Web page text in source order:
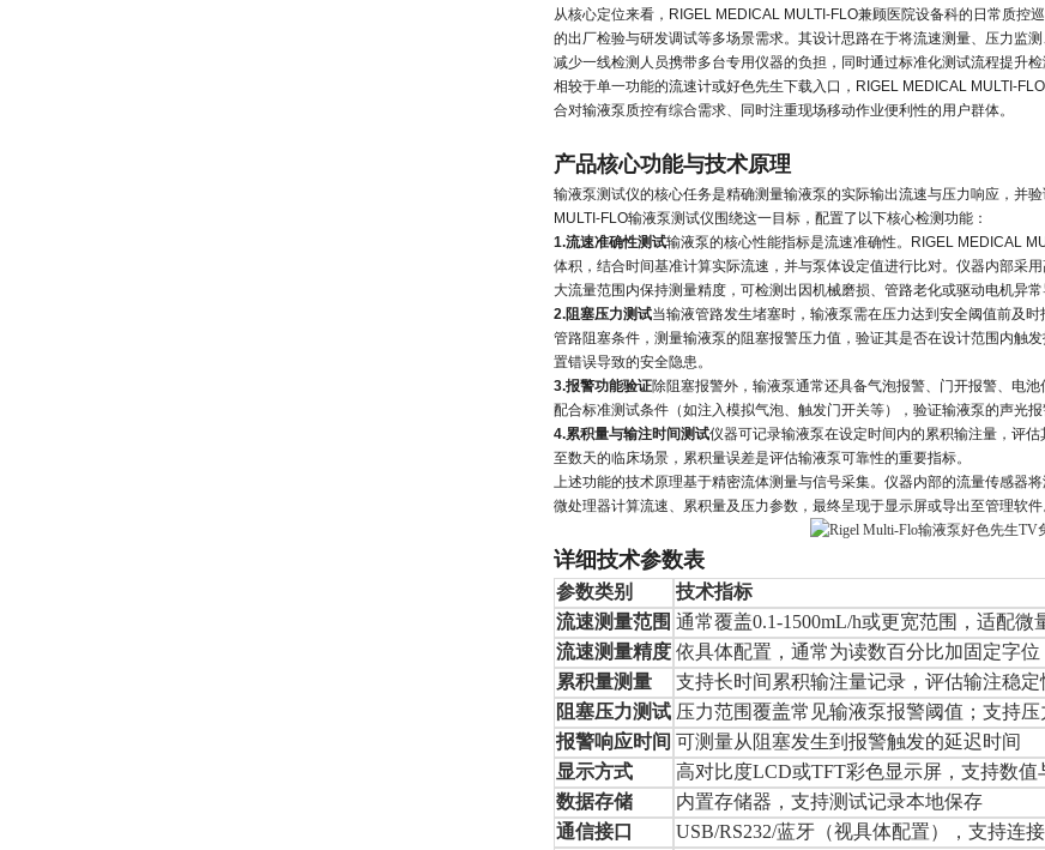
从核心定位来看， RIGEL MEDICAL MULTI-FLO兼顾医院设备科的日常质控
的出厂检验与研发调试等多场景需求。其设计思路在于将流速测量、压力监
减少一线检测人员携带多台专用仪器的负担，同时通过标准化测试流程提升检
相较于单一功能的流速计或好色先生下载入口， RIGEL MEDICAL MULTI-FLO
合对输液泵质控有综合需求、同时注重现场移动作业便利性的用户群体。
产品核心功能与技术原理
输液泵测试仪的核心任务是精确测量输液泵的实际输出流速与压力响应，并验
MULTI-FLO输液泵测试仪围绕这一目标，配置了以下核心检测功能：
1.流速准确性测试输液泵的核心性能指标是流速准确性。 RIGEL MEDICAL
体积，结合时间基准计算实际流速，并与泵体设定值进行比对。仪器内部采
大流量范围内保持测量精度，可检测出因机械磨损、管路老化或驱动电机异常
2.阻塞压力测试当输液管路发生堵塞时，输液泵需在压力达到安全阈值前及时
管路阻塞条件，测量输液泵的阻塞报警压力值，验证其是否在设计范围内触
置错误导致的安全隐患。
3.报警功能验证除阻塞报警外，输液泵通常还具备气泡报警、门开报警、电池
配合标准测试条件（如注入模拟气泡、触发门开关等），验证输液泵的声光报
4.累积量与输注时间测试仪器可记录输液泵在设定时间内的累积输注量，评
至数天的临床场景，累积量误差是评估输液泵可靠性的重要指标。
上述功能的技术原理基于精密流体测量与信号采集。仪器内部的流量传感器
微处理器计算流速、累积量及压力参数，最终呈现于显示屏或导出至管理软件
详细技术参数表
参数类别
技术指标
流速测量范围 通常覆盖0.1-1500mL/h或更宽范围，适配微
流速测量精度 依具体配置，通常为读数百分比加固定字位
累积量测量
支持长时间累积输注量记录，评估输注稳定
阻塞压力测试 压力范围覆盖常见输液泵报警阈值；支持
报警响应时间 可测量从阻塞发生到报警触发的延迟时间
显示方式
高对比度LCD或TFT彩色显示屏，支持数值
数据存储
内置存储器，支持测试记录本地保存
通信接口
USB/RS232/蓝牙（视具体配置），支持连